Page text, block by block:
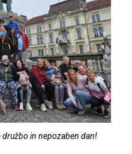
in nepozaben dan!